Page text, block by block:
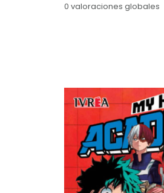
0 valoraciones globales